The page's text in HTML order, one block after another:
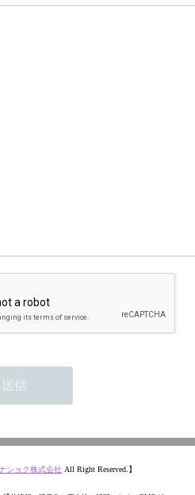
ショク株式会社 All Right Reserved.】